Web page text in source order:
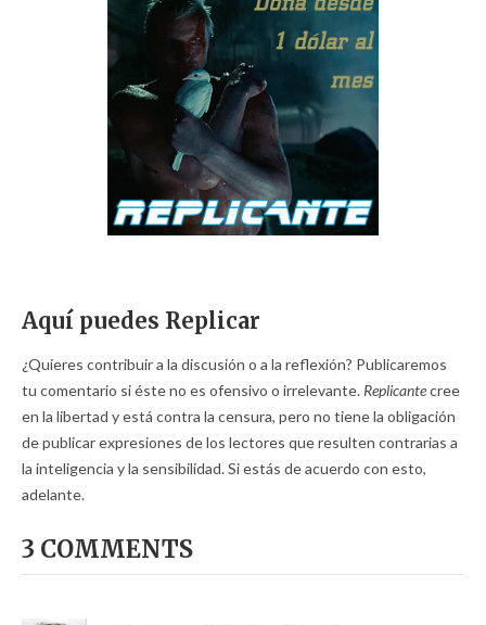
Aquí puedes Replicar
¿Quieres contribuir a la discusión o a la reflexión? Publicaremos
tu comentario si éste no es ofensivo o irrelevante. Replicantecree
en la libertad y está contra la censura, pero no tiene la obligación
de publicar expresiones de los lectores que resulten contrarias a
la inteligencia y la sensibilidad. Si estás de acuerdo con esto,
adelante.
3 COMMENTS